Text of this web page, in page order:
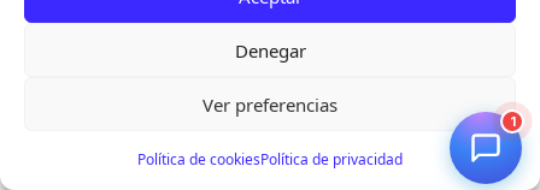
Denegar
Ver preferencias
Política de cookiesPolítica de privacidad
1